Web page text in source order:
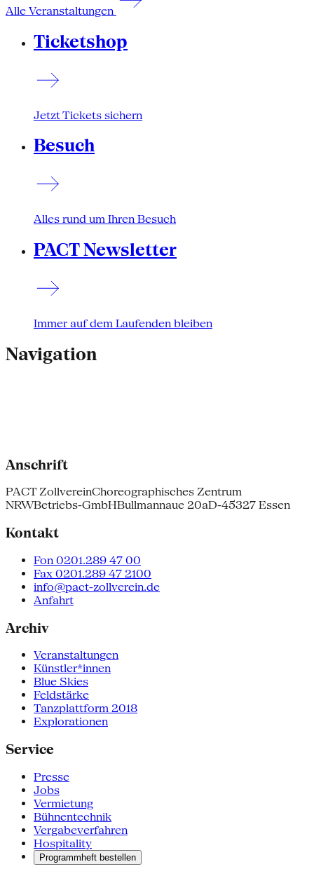
Alle Veranstaltungen
Ticketshop
Jetzt Tickets sichern
Besuch
Alles rund um Ihren Besuch
PACT Newsletter
Immer auf dem Laufenden bleiben
Navigation
Anschrift
PACT ZollvereinChoreographisches Zentrum
NRWBetriebs-GmbHBullmannaue 20aD-45327 Essen
Kontakt
Fon 0201.289 47 00
Fax 0201.289 47 2100
info@pact-zollverein.de
Anfahrt
Archiv
Veranstaltungen
Künstler*innen
Blue Skies
Feldstärke
Tanzplattform 2018
Explorationen
Service
Presse
Jobs
Vermietung
Bühnentechnik
Vergabeverfahren
Hospitality
Programmheft bestellen